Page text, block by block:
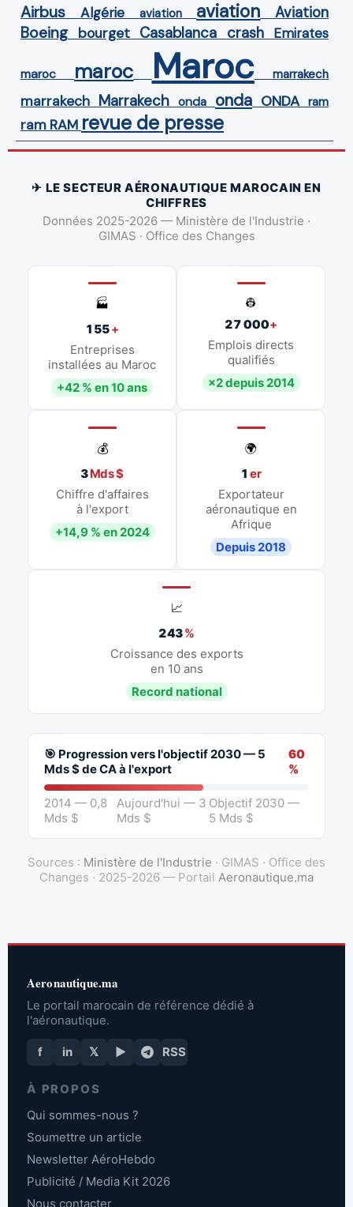
Airbus Algérie aviation aviation Aviation
Boeing bourget Casablanca crash Emirates
maroc maroc Maroc marrakech
marrakech Marrakech onda onda ONDA ram
ram RAM revue de presse
✈ LE SECTEUR AÉRONAUTIQUE MAROCAIN EN
CHIFFRES
Données 2025-2026 — Ministère de l'Industrie ·
GIMAS · Office des Changes
🏭
155+
Entreprises
installées au Maroc
+42 % en 10 ans
👷
27 000+
Emplois directs
qualifiés
×2 depuis 2014
💰
3Mds $
Chiffre d'affaires
à l'export
+14,9 % en 2024
🌍
1 er
Exportateur
aéronautique en
Afrique
Depuis 2018
📈
243%
Croissance des exports
en 10 ans
Record national
🎯 Progression vers l'objectif 2030 — 5
Mds $ de CA à l'export
60
%
2014 — 0,8
Mds $
Aujourd'hui — 3
Mds $
Objectif 2030 —
5 Mds $
Sources : Ministère de l'Industrie · GIMAS · Office des
Changes · 2025-2026 — Portail Aeronautique.ma
Aeronautique.ma
Le portail marocain de référence dédié à
l'aéronautique.
f in 𝕏 ▶ RSS
À PROPOS
Qui sommes-nous ?
Soumettre un article
Newsletter AéroHebdo
Publicité / Media Kit 2026
Nous contacter